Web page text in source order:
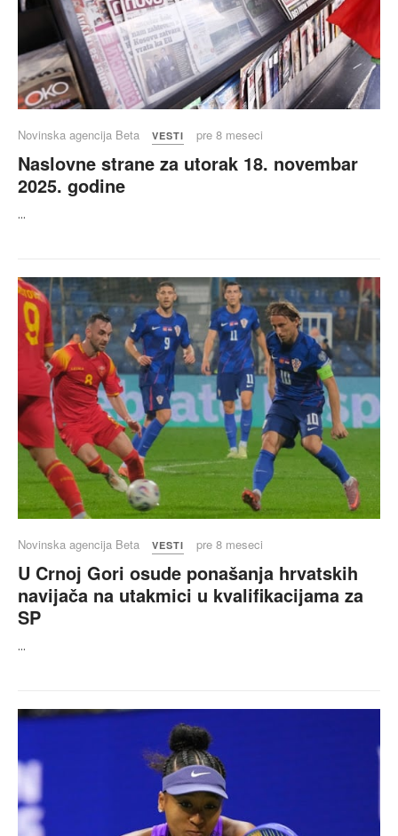
Novinska agencija Beta VESTI pre 8 meseci
Naslovne strane za utorak 18. novembar
2025. godine
...
Novinska agencija Beta VESTI pre 8 meseci
U Crnoj Gori osude ponašanja hrvatskih
navijača na utakmici u kvalifikacijama za
SP
...